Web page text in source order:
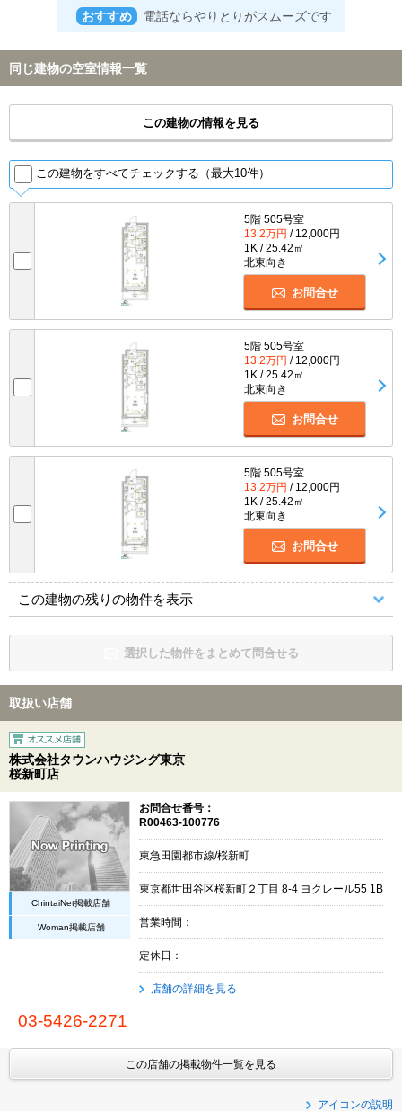
おすすめ 電話ならやりとりがスムーズです
同じ建物の空室情報一覧
この建物の情報を見る
この建物をすべてチェックする（最大10件）
5階 505号室
13.2万円 / 12,000円
1K / 25.42㎡
北東向き
お問合せ
5階 505号室
13.2万円 / 12,000円
1K / 25.42㎡
北東向き
お問合せ
5階 505号室
13.2万円 / 12,000円
1K / 25.42㎡
北東向き
お問合せ
この建物の残りの物件を表示
選択した物件をまとめて問合せる
取扱い店舗
株式会社タウンハウジング東京
桜新町店
ChintaiNet掲載店舗
Woman掲載店舗
お問合せ番号：
R00463-100776
東急田園都市線/桜新町
東京都世田谷区桜新町２丁目 8-4 ヨクレール55 1B
営業時間：
定休日：
店舗の詳細を見る
03-5426-2271
この店舗の掲載物件一覧を見る
アイコンの説明